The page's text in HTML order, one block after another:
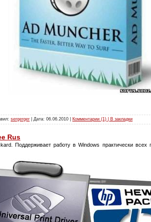
sergerger | Дата: 06.06.2010 Комментарии (1) | В закладки
Rus
Поддерживает работу в Windows практически